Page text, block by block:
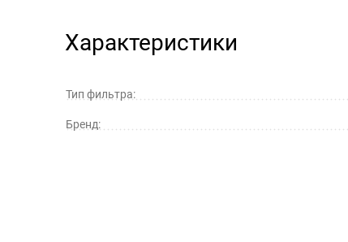
Характеристики
Тип фильтра:
Бренд: